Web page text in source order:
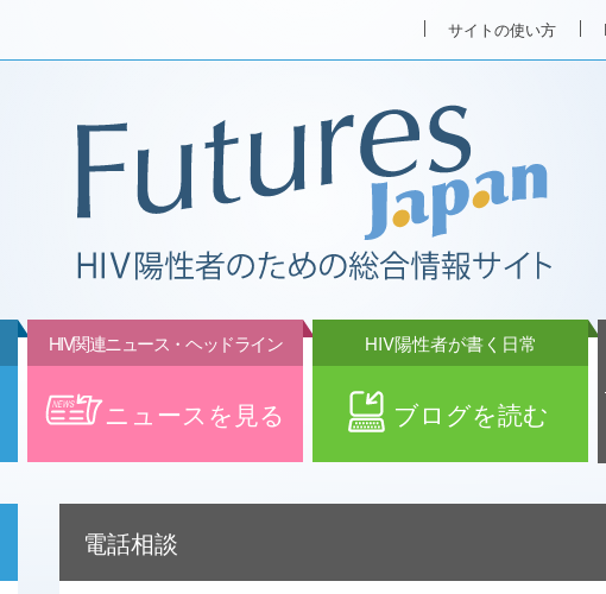
サイトの使い方
ニュースを見る
HIV関連ニュース・ヘッドライン
ブログを読む
HIV陽性者が書く日常
電話相談